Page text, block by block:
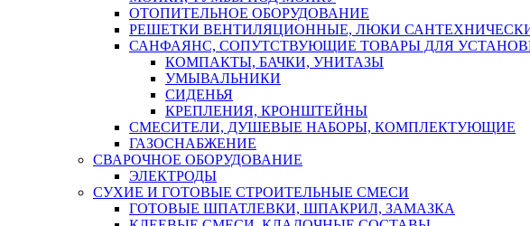
ОТОПИТЕЛЬНОЕ ОБОРУДОВАНИЕ
РЕШЕТКИ ВЕНТИЛЯЦИОННЫЕ, ЛЮКИ
САНФАЯНС, СОПУТСТВУЮЩИЕ ТОВАРЫ ДЛЯ
КОМПАКТЫ, БАЧКИ, УНИТАЗЫ
УМЫВАЛЬНИКИ
СИДЕНЬЯ
КРЕПЛЕНИЯ, КРОНШТЕЙНЫ
СМЕСИТЕЛИ, ДУШЕВЫЕ НАБОРЫ, КОМПЛЕКТУЮЩИЕ
ГАЗОСНАБЖЕНИЕ
СВАРОЧНОЕ ОБОРУДОВАНИЕ
ЭЛЕКТРОДЫ
СУХИЕ И ГОТОВЫЕ СТРОИТЕЛЬНЫЕ СМЕСИ
ГОТОВЫЕ ШПАТЛЕВКИ, ШПАКРИЛ, ЗАМАЗКА